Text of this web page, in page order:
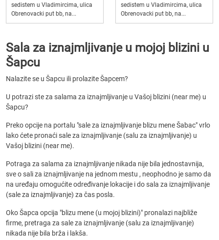
sedistem u Vladimircima, ulica
Obrenovacki put bb, na...
sedistem u Vladimircima, ulica
Obrenovacki put bb, na...
Sala za iznajmljivanje u mojoj blizini u
Šapcu
Nalazite se u Šapcu ili prolazite Šapcem?
U potrazi ste za salama za iznajmljivanje u Vašoj blizini (near me) u
Šapcu?
Preko opcije na portalu "sale za iznajmljivanje blizu mene Šabac" vrlo
lako ćete pronaći sale za iznajmljivanje (salu za iznajmljivanje) u
Vašoj blizini (near me).
Potraga za salama za iznajmljivanje nikada nije bila jednostavnija,
sve o sali za iznajmljivanje na jednom mestu , neophodno je samo da
na uređaju omogućite određivanje lokacije i do sala za iznajmljivanje
(sale za iznajmljivanje) za čas posla.
Oko Šapca opcija "blizu mene (u mojoj blizini)" pronalazi najbliže
firme, pretraga za sale za iznajmljivanje (salu za iznajmljivanje)
nikada nije bila brža i lakša.